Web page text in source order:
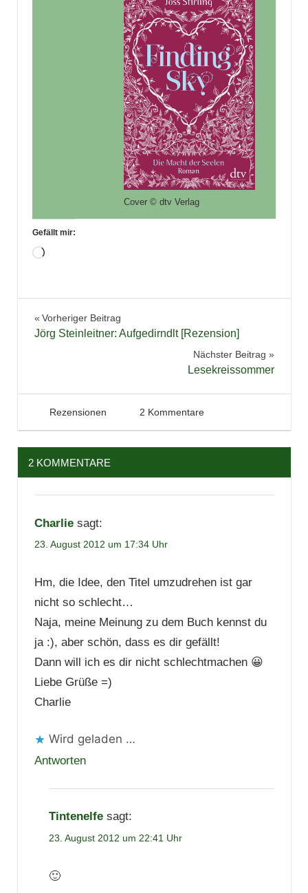
Cover © dtv Verlag
Gefällt mir:
Wird
Fantasy
Serie
Beitragsnavigation
Vorheriger Beitrag
Jörg Steinleitner: Aufgedirndlt [Rezension]
Nächster Beitrag
Lesekreissommer
22. August 2012
Tintenhain
Rezensionen 2 Kommentare
2 KOMMENTARE
Charlie sagt:
23. August 2012 um 17:34 Uhr
Hm, die Idee, den Titel umzudrehen ist gar
nicht so schlecht…
Naja, meine Meinung zu dem Buch kennst du
ja :), aber schön, dass es dir gefällt!
Dann will ich es dir nicht schlechtmachen 😀
Liebe Grüße =)
Charlie
Wird geladen …
Antworten
Tintenelfe sagt:
23. August 2012 um 22:41 Uhr
🙂